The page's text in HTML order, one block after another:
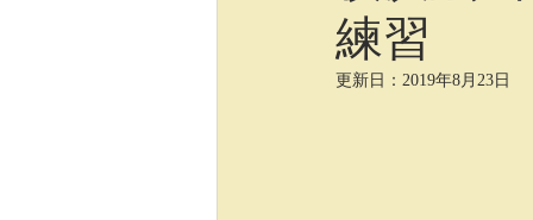
写真編集、イラスト
練習
更新日： 2019年8月23日